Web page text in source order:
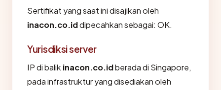
Sertifikat yang saat ini disajikan oleh
inacon.co.iddipecahkan sebagai: OK.
Yurisdiksi server
IP di balik inacon.co.idberada di Singapore,
pada infrastruktur yang disediakan oleh